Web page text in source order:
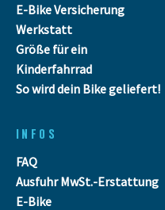
E-Bike Versicherung
Werkstatt
Größe für ein
Kinderfahrrad
So wird dein Bike geliefert!
INFOS
FAQ
Ausfuhr MwSt.-Erstattung
E-Bike